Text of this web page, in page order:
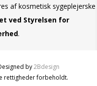
af kosmetisk sygeplejerske
ved Styrelsen for
.
by2Bdesign
rettigheder forbeholdt.